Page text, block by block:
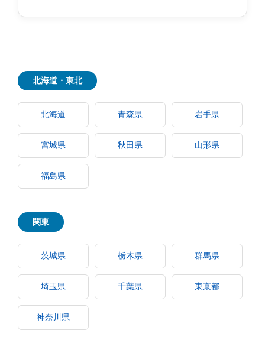
北海道・東北
北海道 青森県 岩手県
宮城県 秋田県 山形県
福島県
関東
茨城県 栃木県 群馬県
埼玉県 千葉県 東京都
神奈川県